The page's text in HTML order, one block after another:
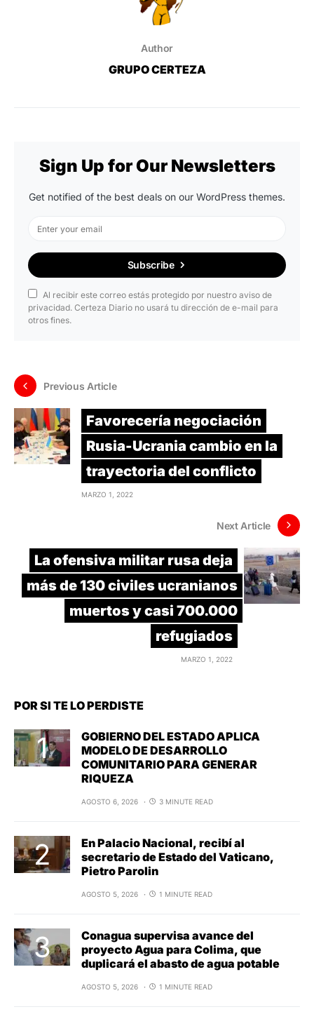
Author
GRUPO CERTEZA
Sign Up for Our Newsletters
Get notified of the best deals on our WordPress themes.
Subscribe
Al recibir este correo estás protegido por nuestro aviso de
privacidad. Certeza Diario no usará tu dirección de e-mail para
otros fines.
Previous Article
Favorecería negociación
Rusia-Ucrania cambio en la
trayectoria del conflicto
MARZO 1, 2022
Next Article
La ofensiva militar rusa deja
más de 130 civiles ucranianos
muertos y casi 700.000
refugiados
MARZO 1, 2022
POR SI TE LO PERDISTE
GOBIERNO DEL ESTADO APLICA
MODELO DE DESARROLLO
COMUNITARIO PARA GENERAR
RIQUEZA
AGOSTO 6, 2026 3 MINUTE READ
En Palacio Nacional, recibí al
secretario de Estado del Vaticano,
Pietro Parolin
AGOSTO 5, 2026 1 MINUTE READ
Conagua supervisa avance del
proyecto Agua para Colima, que
duplicará el abasto de agua potable
AGOSTO 5, 2026 1 MINUTE READ